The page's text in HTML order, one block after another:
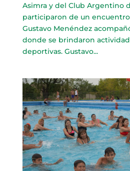
Asimra y del Club Argentino
participaron de un
Gustavo Menéndez
donde se brindaron
deportivas. Gustavo...